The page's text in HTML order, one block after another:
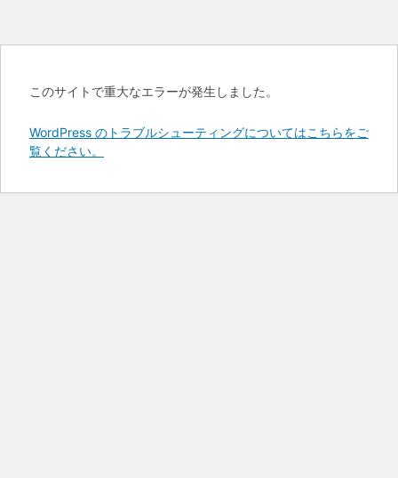
このサイトで重大なエラーが発生しました。
WordPress のトラブルシューティングについてはこちらをご
覧ください。